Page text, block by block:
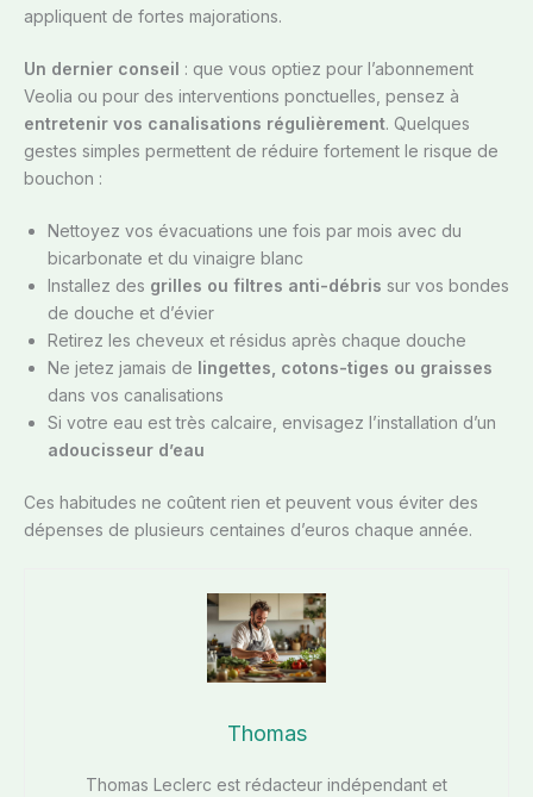
appliquent de fortes majorations.
Un dernier conseil : que vous optiez pour l’abonnement
Veolia ou pour des interventions ponctuelles, pensez à
entretenir vos canalisations régulièrement. Quelques
gestes simples permettent de réduire fortement le risque de
bouchon :
Nettoyez vos évacuations une fois par mois avec du
bicarbonate et du vinaigre blanc
Installez des grilles ou filtres anti-débris sur vos bondes
de douche et d’évier
Retirez les cheveux et résidus après chaque douche
Ne jetez jamais de lingettes, cotons-tiges ou graisses
dans vos canalisations
Si votre eau est très calcaire, envisagez l’installation d’un
adoucisseur d’eau
Ces habitudes ne coûtent rien et peuvent vous éviter des
dépenses de plusieurs centaines d’euros chaque année.
Thomas
Thomas Leclerc est rédacteur indépendant et